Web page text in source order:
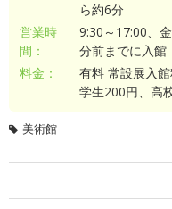
ら約6分
営業時
間：
9:30～17:00、
分前までに入館
料金：
有料 常設展入
学生200円、高
美術館